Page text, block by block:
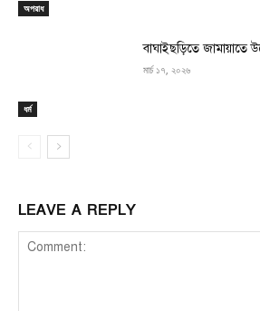
অপরাধ
ধর্ম
বাঘাইছড়িতে জামায়াতে
মার্চ ১৭, ২০২৬
LEAVE A REPLY